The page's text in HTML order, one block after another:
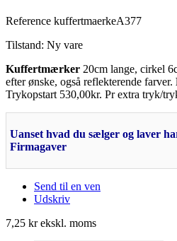
Reference kuffertmaerkeA377
Tilstand: Ny vare
Kuffertmærker 20cm lange, cirkel
efter ønske, også reflekterende farver.
Trykopstart 530,00kr. Pr extra tryk/
Uanset hvad du sælger og laver
Firmagaver
Send til en ven
Udskriv
7,25 krekskl. moms